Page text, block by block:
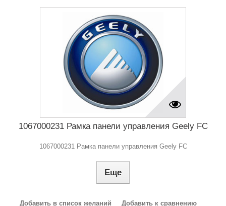
1067000231 Рамка панели управления Geely FC
1067000231 Рамка панели управления Geely FC
Еще
Добавить в список желаний Добавить к сравнению